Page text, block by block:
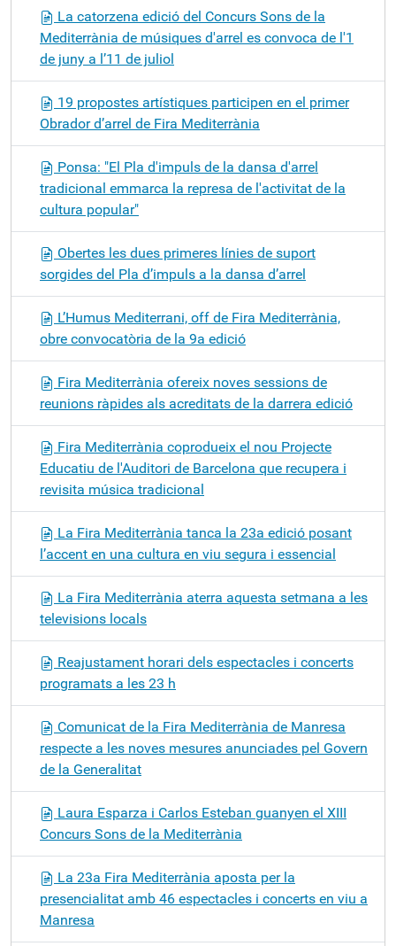
La catorzena edició del Concurs Sons de la
Mediterrània de músiques d'arrel es convoca de l'1
de juny a l’11 de juliol
19 propostes artístiques participen en el primer
Obrador d’arrel de Fira Mediterrània
Ponsa: "El Pla d'impuls de la dansa d'arrel
tradicional emmarca la represa de l'activitat de la
cultura popular"
Obertes les dues primeres línies de suport
sorgides del Pla d’impuls a la dansa d’arrel
L’Humus Mediterrani, off de Fira Mediterrània,
obre convocatòria de la 9a edició
Fira Mediterrània ofereix noves sessions de
reunions ràpides als acreditats de la darrera edició
Fira Mediterrània coprodueix el nou Projecte
Educatiu de l'Auditori de Barcelona que recupera i
revisita música tradicional
La Fira Mediterrània tanca la 23a edició posant
l’accent en una cultura en viu segura i essencial
La Fira Mediterrània aterra aquesta setmana a les
televisions locals
Reajustament horari dels espectacles i concerts
programats a les 23 h
Comunicat de la Fira Mediterrània de Manresa
respecte a les noves mesures anunciades pel Govern
de la Generalitat
Laura Esparza i Carlos Esteban guanyen el XIII
Concurs Sons de la Mediterrània
La 23a Fira Mediterrània aposta per la
presencialitat amb 46 espectacles i concerts en viu a
Manresa